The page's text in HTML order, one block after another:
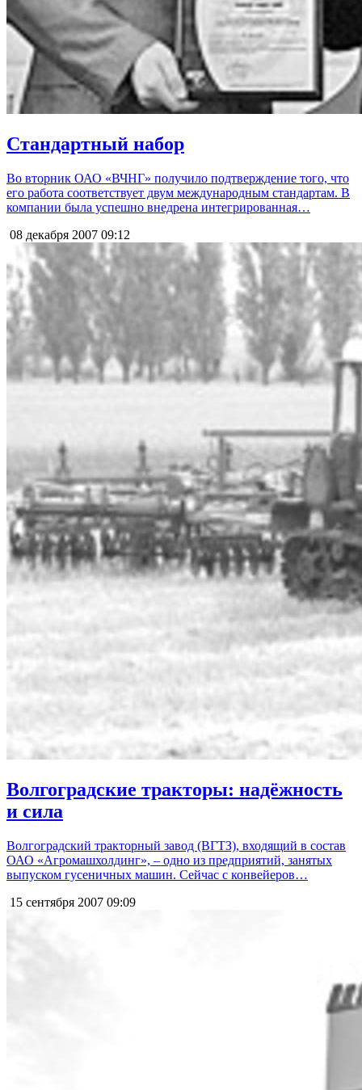
Стандартный набор
Во вторник ОАО «ВЧНГ» получило подтверждение того, что
его работа соответствует двум международным стандартам. В
компании была успешно внедрена интегрированная…
08 декабря 2007 09:12
Волгоградские тракторы: надёжность
и сила
Волгоградский тракторный завод (ВГТЗ), входящий в состав
ОАО «Агромашхолдинг», – одно из предприятий, занятых
выпуском гусеничных машин. Сейчас с конвейеров…
15 сентября 2007 09:09